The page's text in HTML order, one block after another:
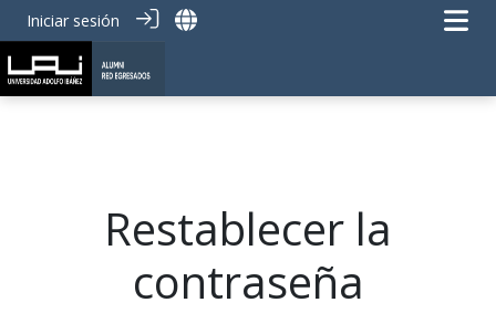
Iniciar sesión
Restablecer la
contraseña